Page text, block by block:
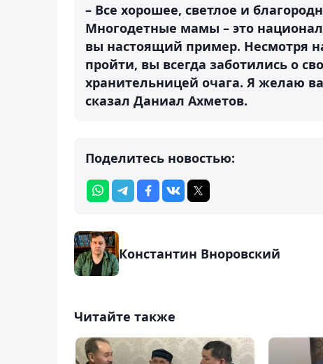
– Все хорошее, светлое и
Многодетные мамы – это
вы настоящий пример. Несмотря
пройти, вы всегда заботились о
хранительницей очага. Я желаю
сказал Даниал Ахметов.
Поделитесь новостью:
Константин Вноровский
Читайте также